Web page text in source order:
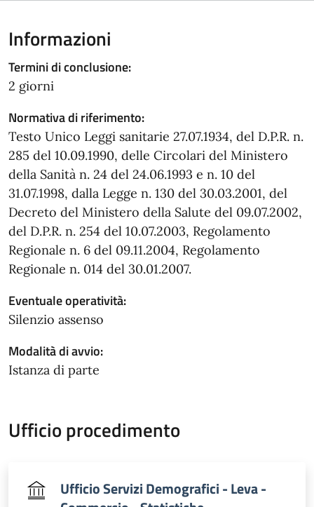
Informazioni
Termini di conclusione:
2 giorni
Normativa di riferimento:
Testo Unico Leggi sanitarie 27.07.1934, del D.P.R. n.
285 del 10.09.1990, delle Circolari del Ministero
della Sanità n. 24 del 24.06.1993 e n. 10 del
31.07.1998, dalla Legge n. 130 del 30.03.2001, del
Decreto del Ministero della Salute del 09.07.2002,
del D.P.R. n. 254 del 10.07.2003, Regolamento
Regionale n. 6 del 09.11.2004, Regolamento
Regionale n. 014 del 30.01.2007.
Eventuale operatività:
Silenzio assenso
Modalità di avvio:
Istanza di parte
Ufficio procedimento
Ufficio Servizi Demografici - Leva -